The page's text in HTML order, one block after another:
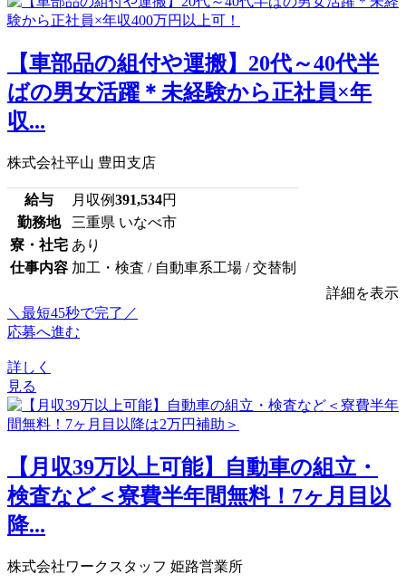
【車部品の組付や運搬】20代～40代半
ばの男女活躍＊未経験から正社員×年
収...
株式会社平山 豊田支店
給与 月収例391,534円
勤務地
三重県 いなべ市
寮・社宅 あり
仕事内容 加工・検査 / 自動車系工場 / 交替制
詳細を表示
＼最短45秒で完了／
応募へ進む
詳しく
見る
【月収39万以上可能】自動車の組立・
検査など＜寮費半年間無料！7ヶ月目以
降...
株式会社ワークスタッフ 姫路営業所